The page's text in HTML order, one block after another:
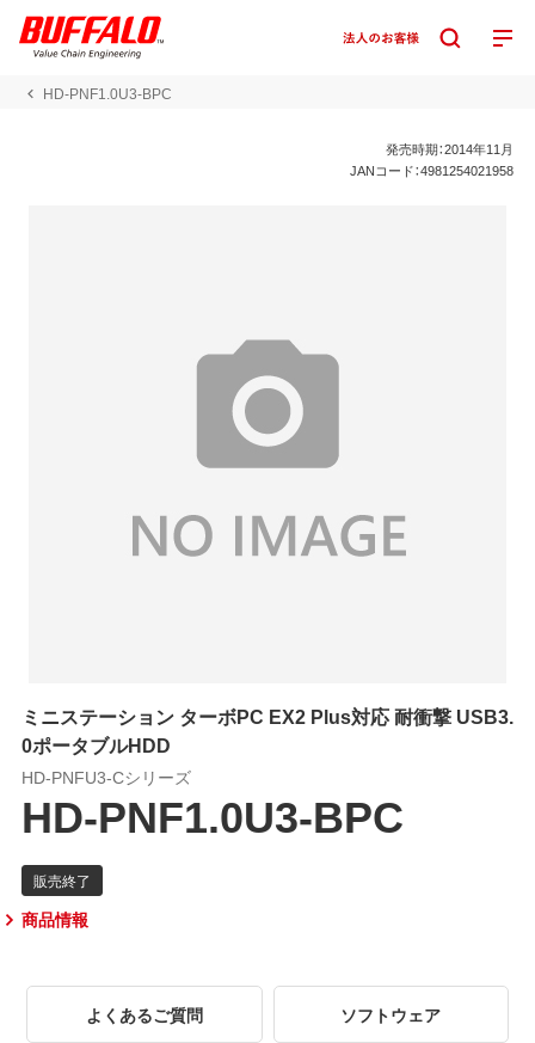
HD-PNF1.0U3-BPC
発売時期：2014年11月
JANコード：4981254021958
ミニステーション ターボPC EX2 Plus対応 耐衝撃 USB3.
0ポータブルHDD
HD-PNFU3-Cシリーズ
HD-PNF1.0U3-BPC
商品情報
よくあるご質問 ソフトウェア